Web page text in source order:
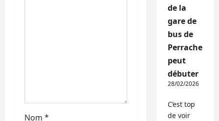
e
Nom *
de la
gare de
bus de
Perrache
peut
débuter
28/02/2026
C’est top
de voir